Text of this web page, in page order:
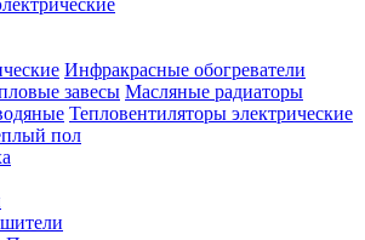
Инфракрасные обогреватели
завесы Масляные радиаторы
Тепловентиляторы электрические
пол